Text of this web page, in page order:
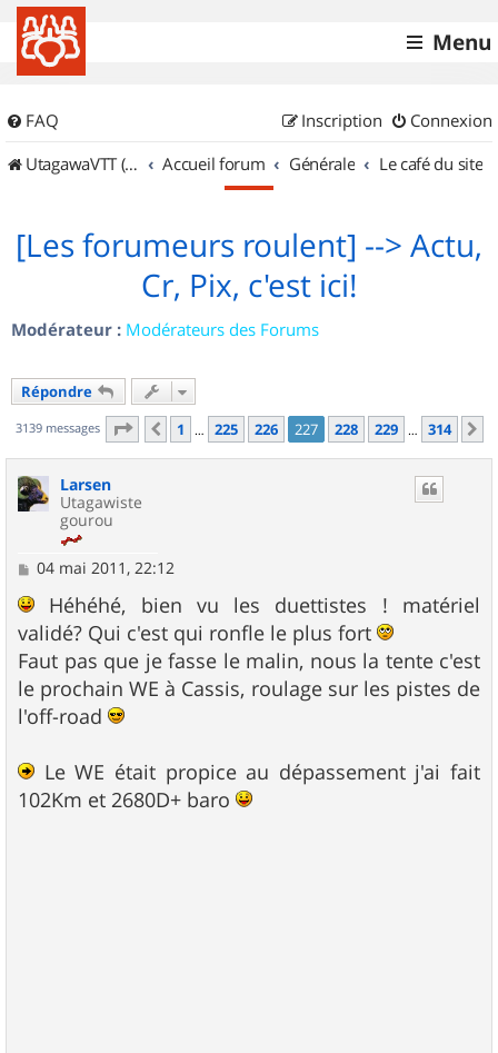
Menu
FAQ Connexion
Inscription
UtagawaVTT (Randos VTT et VTTAE avec traces GPS)
Accueil forum Générale Le café du site
[Les forumeurs roulent] --> Actu,
Cr, Pix, c'est ici!
Modérateur : Modérateurs des Forums
Répondre
3139 messages Page 227 sur314
Précédent
1 … 225 226 227 228 229 … 314
Larsen
Utagawiste
gourou
M
s
a
g
e
04 mai 2011, 22:12
Héhéhé, bien vu les duettistes ! matériel
validé? Qui c'est qui ronfle le plus fort
Faut pas que je fasse le malin, nous la tente c'est
le prochain WE à Cassis, roulage sur les pistes de
l'off-road
Le WE était propice au dépassement j'ai fait
102Km et 2680D+ baro